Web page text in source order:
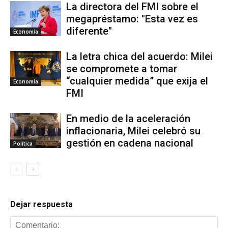
Economía
La directora del FMI sobre el
megapréstamo: "Esta vez es
diferente"
Economía
La letra chica del acuerdo: Milei
se compromete a tomar
“cualquier medida” que exija el
FMI
Política
En medio de la aceleración
inflacionaria, Milei celebró su
gestión en cadena nacional
Dejar respuesta